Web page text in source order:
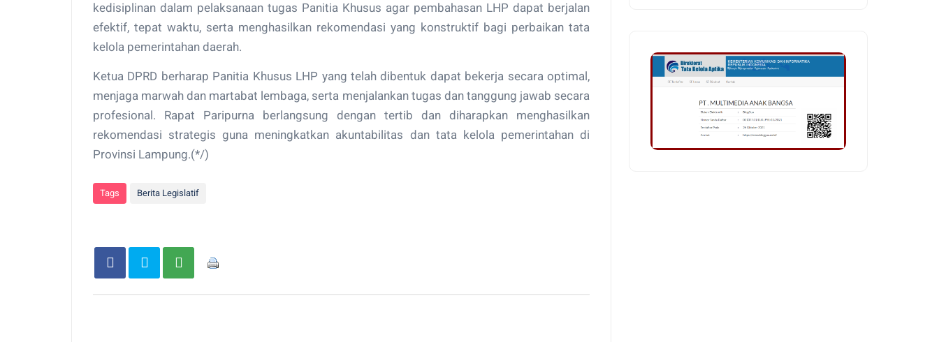
kedisiplinan dalam pelaksanaan tugas Panitia Khusus agar pembahasan LHP dapat berjalan
efektif, tepat waktu, serta menghasilkan rekomendasi yang konstruktif bagi perbaikan tata
kelola pemerintahan daerah.
Ketua DPRD berharap Panitia Khusus LHP yang telah dibentuk dapat bekerja secara optimal,
menjaga marwah dan martabat lembaga, serta menjalankan tugas dan tanggung jawab secara
profesional. Rapat Paripurna berlangsung dengan tertib dan diharapkan menghasilkan
rekomendasi strategis guna meningkatkan akuntabilitas dan tata kelola pemerintahan di
Provinsi Lampung.(*/)
Tags Berita Legislatif